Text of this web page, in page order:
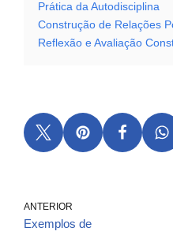
Prática da Autodisciplina
Construção de Relações
Reflexão e Avaliação
ANTERIOR
Exemplos de